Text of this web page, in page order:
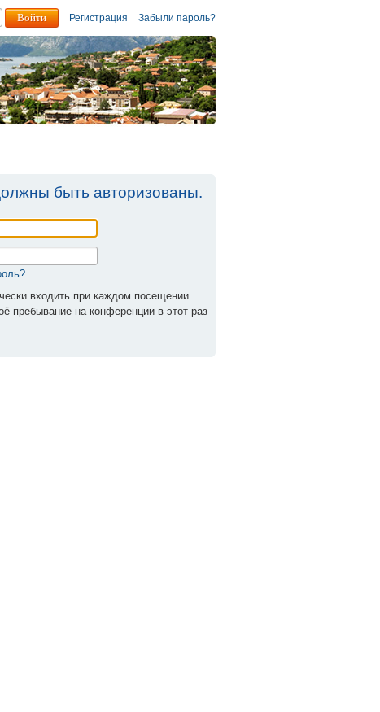
Регистрация Забыли пароль?
быть авторизованы.
входить при каждом посещении
пребывание на конференции в этот раз